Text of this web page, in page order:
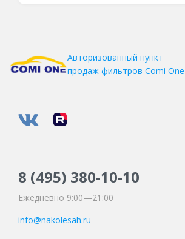
Авторизованный пункт
продаж фильтров Comi One
8 (495) 380-10-10
Ежедневно 9:00—21:00
info@nakolesah.ru